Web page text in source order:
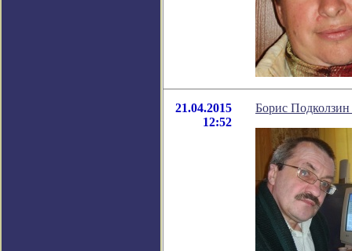
21.04.2015
12:52
Борис Подколзин